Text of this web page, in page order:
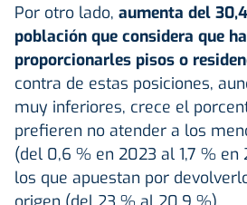
Por otro lado, aumenta del
población que considera que
proporcionarles pisos o
contra de estas posiciones,
muy inferiores, crece el
prefieren no atender a los
(del 0,6 % en 2023 al 1,7 % en
los que apuestan por